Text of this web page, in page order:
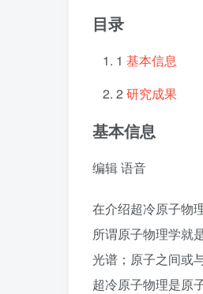
目录
1 基本信息
2 研究成果
基本信息
编辑语音
在介绍超冷原子物
所谓原子物理学就
光谱；原子之间或
超冷原子物理是原